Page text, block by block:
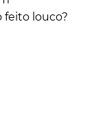
louco?